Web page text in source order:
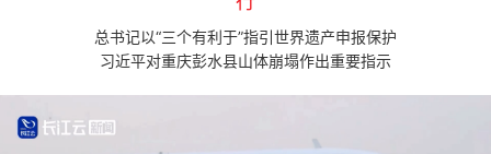
总书记以“三个有利于”指引世界遗产申报保护
习近平对重庆彭水县山体崩塌作出重要指示